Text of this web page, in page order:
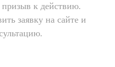
к действию.
заявку на сайте и